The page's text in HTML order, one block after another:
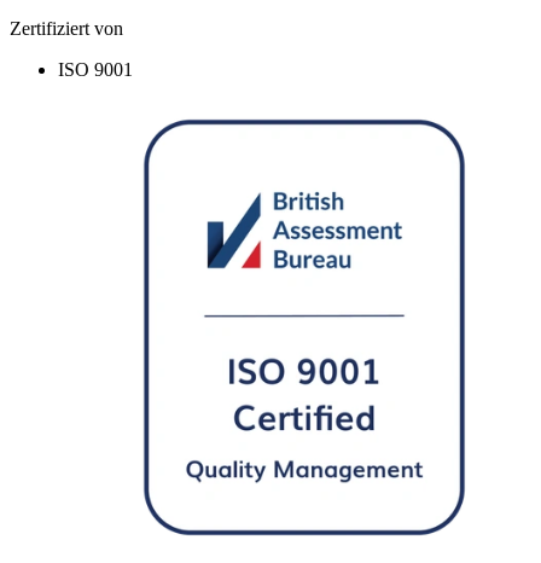
Zertifiziert von
ISO 9001